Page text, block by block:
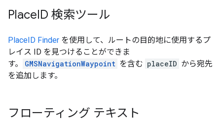
PlaceID 検索ツール
PlaceID Finder を使用して、ルートの目的地に使用するプ
レイス ID を見つけることができま
す。
GMSNavigationWaypoint を含む placeID から宛先
を追加します。
フローティング テキスト